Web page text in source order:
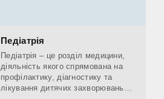
Педіатрія
Педіатрія – це розділ медицини,
діяльність якого спрямована на
профілактику, діагностику та
лікування дитячих захворювань, а